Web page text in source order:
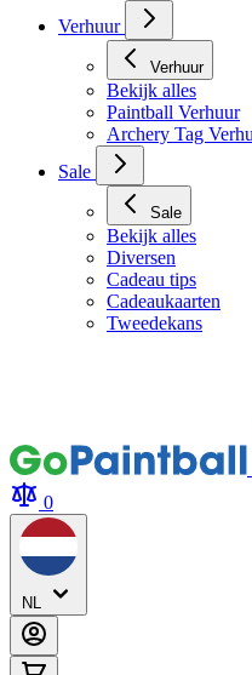
Verhuur
Verhuur
Bekijk alles
Paintball Verhuur
Archery Tag
Sale
Sale
Bekijk alles
Diversen
Cadeau tips
Cadeaukaarten
Tweedekans
0
NL